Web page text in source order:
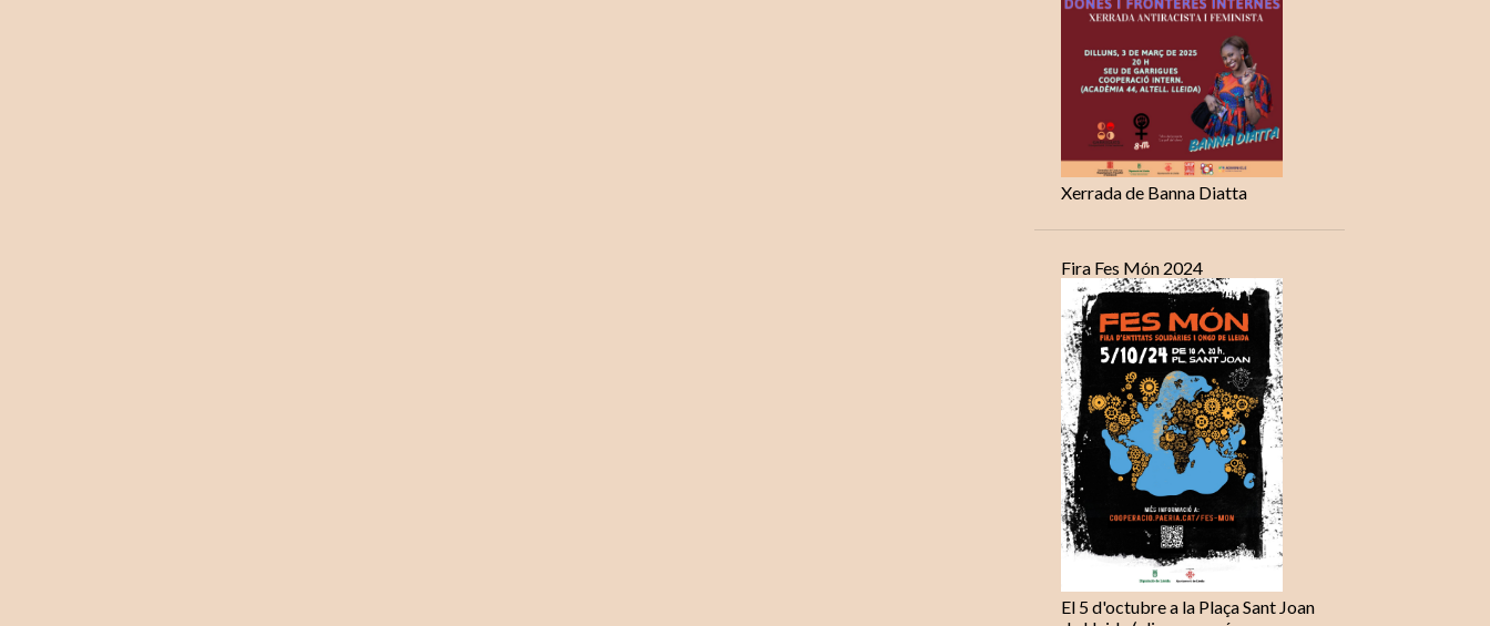
Xerrada de Banna Diatta
Fira Fes Món 2024
El 5 d'octubre a la Plaça Sant Joan